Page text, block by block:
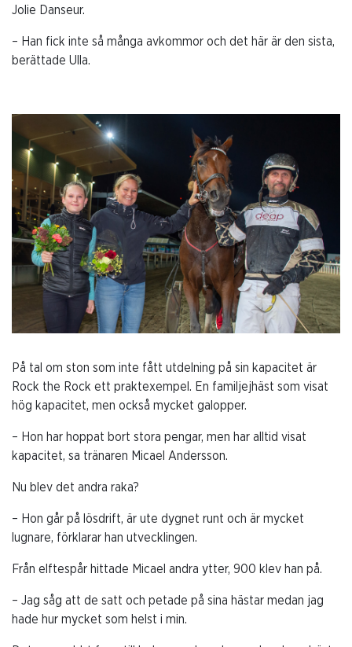
Jolie Danseur.
– Han fick inte så många avkommor och det här är den sista,
berättade Ulla.
På tal om ston som inte fått utdelning på sin kapacitet är
Rock the Rock ett praktexempel. En familjejhäst som visat
hög kapacitet, men också mycket galopper.
– Hon har hoppat bort stora pengar, men har alltid visat
kapacitet, sa tränaren Micael Andersson.
Nu blev det andra raka?
– Hon går på lösdrift, är ute dygnet runt och är mycket
lugnare, förklarar han utvecklingen.
Från elftespår hittade Micael andra ytter, 900 klev han på.
– Jag såg att de satt och petade på sina hästar medan jag
hade hur mycket som helst i min.